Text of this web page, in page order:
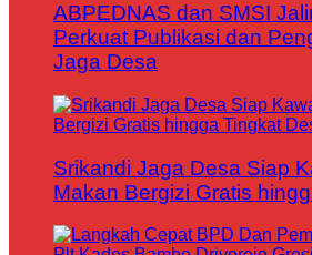
ABPEDNAS dan SMSI
Perkuat Publikasi dan
Jaga Desa
Srikandi Jaga Desa Siap
Makan Bergizi Gratis